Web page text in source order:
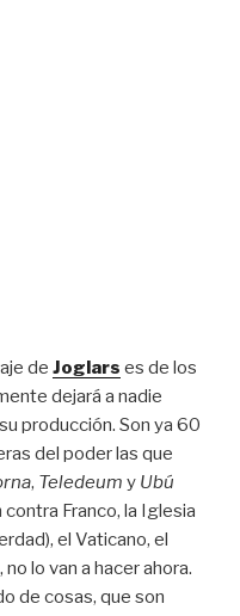
de Joglars es de los
dejará a nadie
producción. Son ya 60
del poder las que
, Teledeum y Ubú
contra Franco, la Iglesia
el Vaticano, el
lo van a hacer ahora.
de cosas, que son